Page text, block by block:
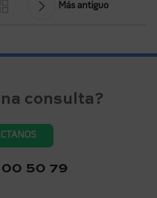
Más antiguo
consulta?
50 79